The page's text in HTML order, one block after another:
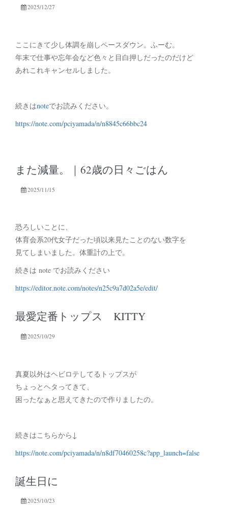
2025/12/27
ここにきて少し体調を崩しペースダウン。ふーむ。
年末で仕事や忘年会など色々と目白押しだったのだけど
あれこれキャンセルしました。
続きはnoteでお読みください。
https://note.com/pciyamada/n/n8845c66bbc24
また減量。｜62歳の日々ごはん
2025/11/15
恐ろしいことに、
体育会系20代女子だった頃以来見たことのない数字を
見てしまいました。体重計の上で。
続きは note でお読みください
https://editor.note.com/notes/n25c9a7d02a5e/edit/
最愛定番トップス KITTY
2025/10/29
真夏以外はヘビロテしてるトップスが
ちょっとヘタってきて、
困ったなぁと思えてきたので作りましたの。
続きはこちらから↓
https://note.com/pciyamada/n/n8df70460258c?app_launch=false
誕生日に
2025/10/23